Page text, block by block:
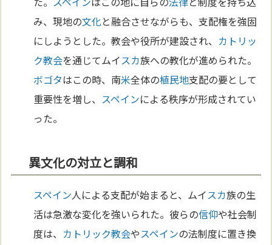
み、現地の文化と融合させながらも、支配権を強固
にしようとした。教会や役所が建設され、 カトリッ
ク教会を通じてムイスカ族への教化が進められた。
ボゴタはこの時、南米全体の植民地支配の要として
重要性を増し、 スペインによる秩序が形成されてい
った。
異文化の対立と調和
スペイン人による支配が始まると、ムイスカ族の生
活は急激な変化を強いられた。彼らの信仰や社会制
度は、 カトリック教会やスペインの法制度に置き換